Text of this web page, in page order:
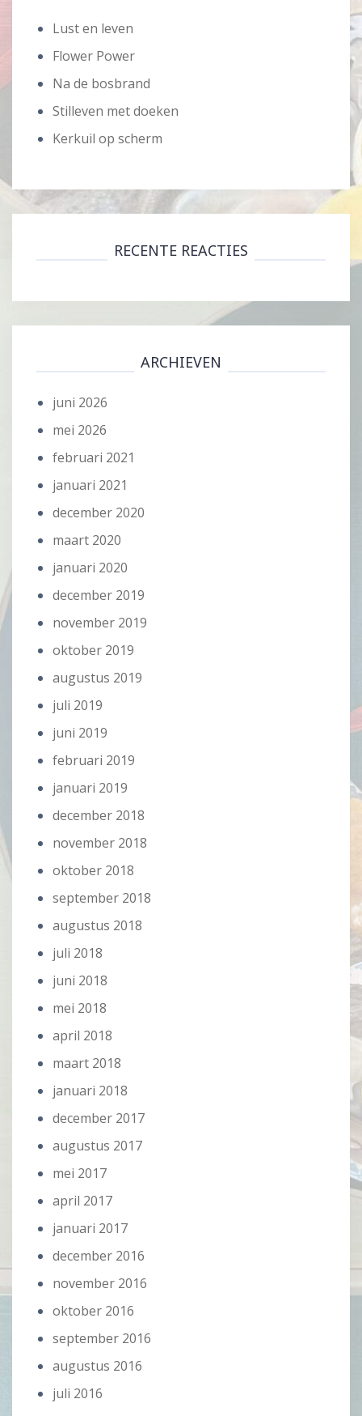
Lust en leven
Flower Power
Na de bosbrand
Stilleven met doeken
Kerkuil op scherm
RECENTE REACTIES
ARCHIEVEN
juni 2026
mei 2026
februari 2021
januari 2021
december 2020
maart 2020
januari 2020
december 2019
november 2019
oktober 2019
augustus 2019
juli 2019
juni 2019
februari 2019
januari 2019
december 2018
november 2018
oktober 2018
september 2018
augustus 2018
juli 2018
juni 2018
mei 2018
april 2018
maart 2018
januari 2018
december 2017
augustus 2017
mei 2017
april 2017
januari 2017
december 2016
november 2016
oktober 2016
september 2016
augustus 2016
juli 2016